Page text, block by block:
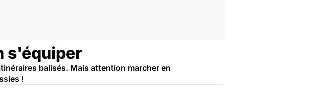
s'équiper
balisés. Mais attention marcher en
!